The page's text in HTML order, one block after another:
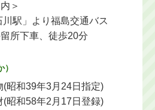
＞
川駅」より福島交通バス
所下車、徒歩20分
(昭和39年3月24日指定)
(昭和58年2月17日登録)